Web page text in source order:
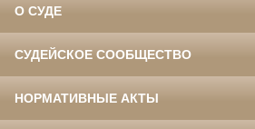
О СУДЕ
СУДЕЙСКОЕ СООБЩЕСТВО
НОРМАТИВНЫЕ АКТЫ